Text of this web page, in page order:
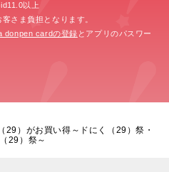
以上
さま負担となります。
donpen cardの登録 とアプリのパスワー
29）がお買い得～ドにく（29）祭・
29）祭～